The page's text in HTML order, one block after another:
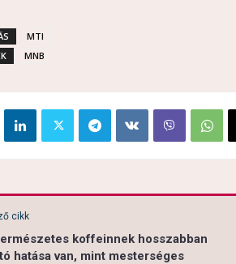
MTI
MNB
cikk
koffeinnek hosszabban
hatása van, mint mesterséges